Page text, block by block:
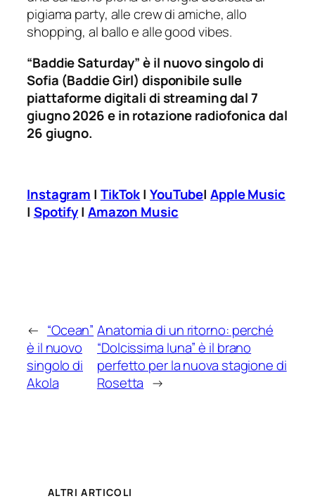
pigiama party, alle crew di amiche, allo
shopping, al ballo e alle good vibes.
“Baddie Saturday” è il nuovo singolo di
Sofia (Baddie Girl) disponibile sulle
piattaforme digitali di streaming dal 7
giugno 2026 e in rotazione radiofonica dal
26 giugno.
Instagram | TikTok| YouTube|Apple Music
| Spotify| Amazon Music
← “Ocean”
è il nuovo
singolo di
Akola
Anatomia di un ritorno: perché
“Dolcissima luna” è il brano
perfetto per la nuova stagione di
Rosetta →
ALTRI ARTICOLI